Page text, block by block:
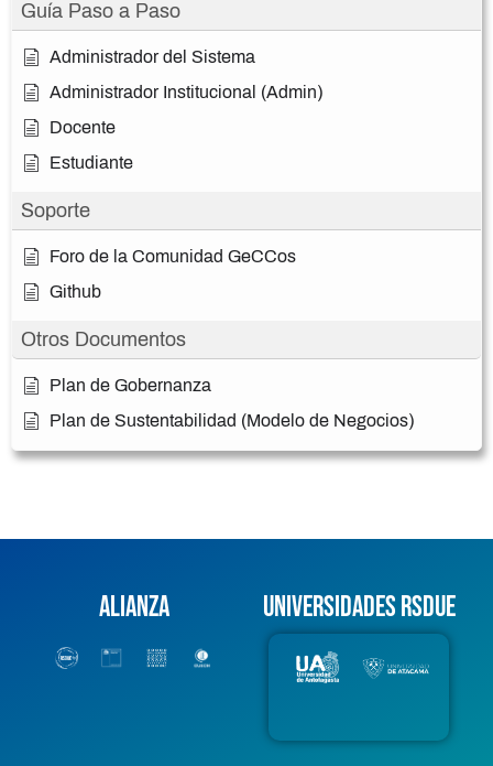
Guía Paso a Paso
Administrador del Sistema
Administrador Institucional (Admin)
Docente
Estudiante
Soporte
Foro de la Comunidad GeCCos
Github
Otros Documentos
Plan de Gobernanza
Plan de Sustentabilidad (Modelo de Negocios)
Alianza Universidades RSDUE